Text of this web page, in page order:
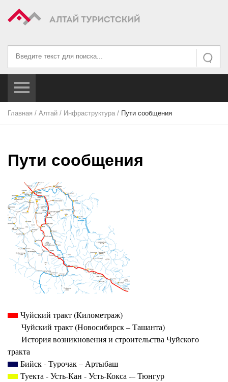
Искать
Искать...
Главная / Алтай / Инфраструктура / Пути сообщения
Пути сообщения
Чуйский тракт (Километраж)
Чуйский тракт (Новосибирск – Ташанта)
История возникновения и строительства Чуйского
тракта
Бийск - Турочак – Артыбаш
Туекта - Усть-Кан - Усть-Кокса -– Тюнгур